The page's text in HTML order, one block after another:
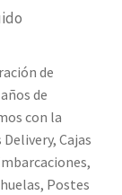
de
de
con la
Cajas
Postes